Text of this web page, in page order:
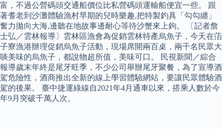
富，不過公營碼頭交通船價位比私營碼頭運輸船便宜一些。 跟
著耆老到沙灘體驗漁村早期的兒時樂趣,把特製釣具「勾勾纏」
奮力拋向大海,邊聽在地故事邊耐心等待沙蟹來上鉤。 〔記者詹
士弘／雲林報導〕雲林區漁會為促銷雲林特產烏魚子，今天在萡
子寮漁港辦理促銷烏魚子活動，現場席開兩百桌，兩千名民眾大
啖美味的烏魚子，都說物超所值，美味可口。 民視新聞／綜合
報導歲末年終是尾牙旺季，不少公司舉辦尾牙聚餐，為了宣導酒
駕危險性，酒商推出全新的線上學習體驗網站，要讓民眾體驗酒
駕的後果。 臺中捷運綠線自2021年4月通車以來，搭乘人數於今
年9月突破千萬人次。